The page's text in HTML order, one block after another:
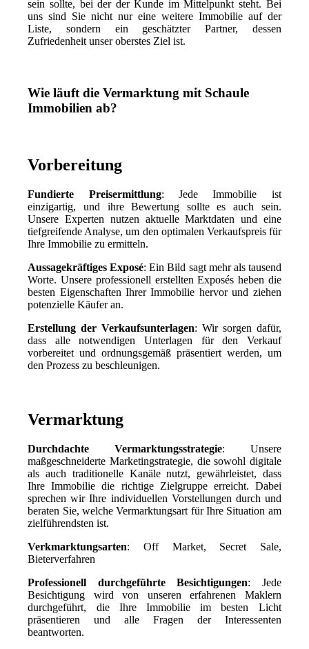
sein sollte, bei der der Kunde im Mittelpunkt steht. Bei
uns sind Sie nicht nur eine weitere Immobilie auf der
Liste, sondern ein geschätzter Partner, dessen
Zufriedenheit unser oberstes Ziel ist.
Wie läuft die Vermarktung mit Schaule
Immobilien ab?
Vorbereitung
Fundierte Preisermittlung: Jede Immobilie ist
einzigartig, und ihre Bewertung sollte es auch sein.
Unsere Experten nutzen aktuelle Marktdaten und eine
tiefgreifende Analyse, um den optimalen Verkaufspreis für
Ihre Immobilie zu ermitteln.
Aussagekräftiges Exposé: Ein Bild sagt mehr als tausend
Worte. Unsere professionell erstellten Exposés heben die
besten Eigenschaften Ihrer Immobilie hervor und ziehen
potenzielle Käufer an.
Erstellung der Verkaufsunterlagen: Wir sorgen dafür,
dass alle notwendigen Unterlagen für den Verkauf
vorbereitet und ordnungsgemäß präsentiert werden, um
den Prozess zu beschleunigen.
Vermarktung
Durchdachte Vermarktungsstrategie: Unsere
maßgeschneiderte Marketingstrategie, die sowohl digitale
als auch traditionelle Kanäle nutzt, gewährleistet, dass
Ihre Immobilie die richtige Zielgruppe erreicht. Dabei
sprechen wir Ihre individuellen Vorstellungen durch und
beraten Sie, welche Vermarktungsart für Ihre Situation am
zielführendsten ist.
Verkmarktungsarten: Off Market, Secret Sale,
Bieterverfahren
Professionell durchgeführte Besichtigungen: Jede
Besichtigung wird von unseren erfahrenen Maklern
durchgeführt, die Ihre Immobilie im besten Licht
präsentieren und alle Fragen der Interessenten
beantworten.